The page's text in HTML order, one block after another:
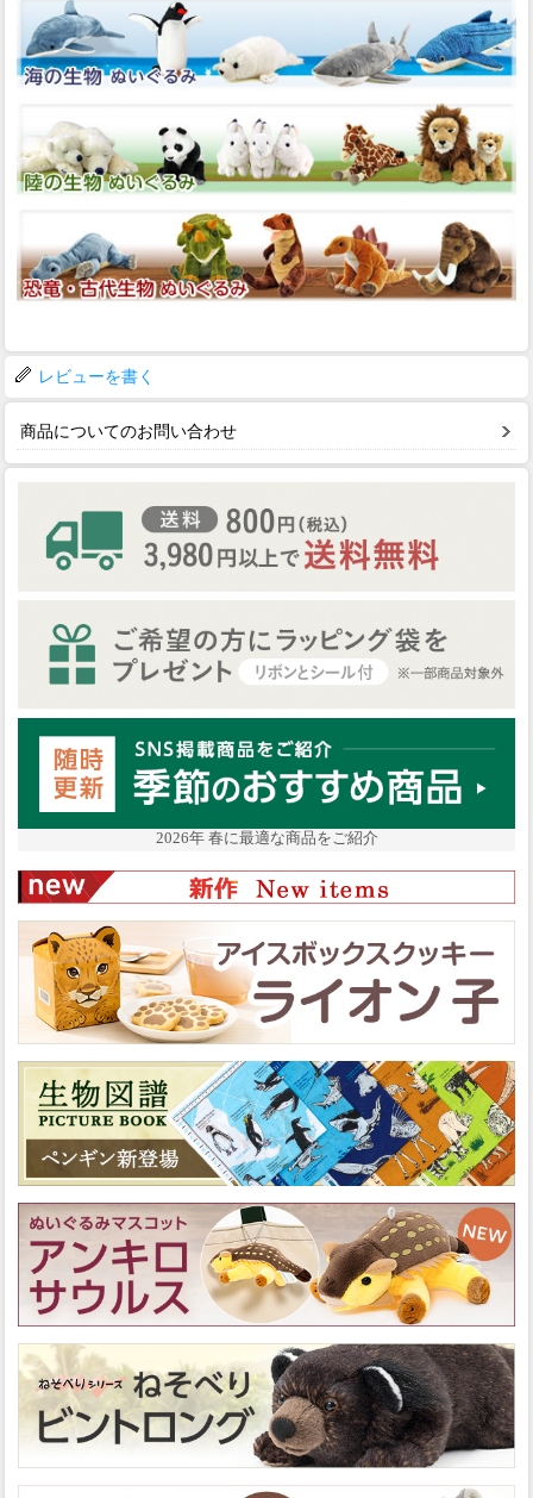
レビューを書く
商品についてのお問い合わせ